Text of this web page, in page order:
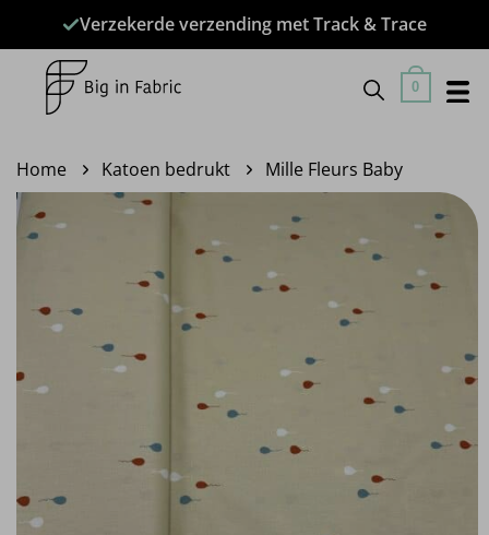
inhoud
Verzekerde verzending met Track & Trace
0
Home Katoen bedrukt Mille Fleurs Baby